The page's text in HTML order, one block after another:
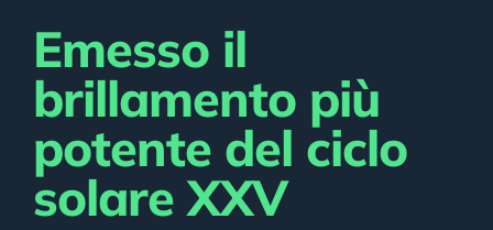
Emesso il
brillamento più
potente del ciclo
solare XXV